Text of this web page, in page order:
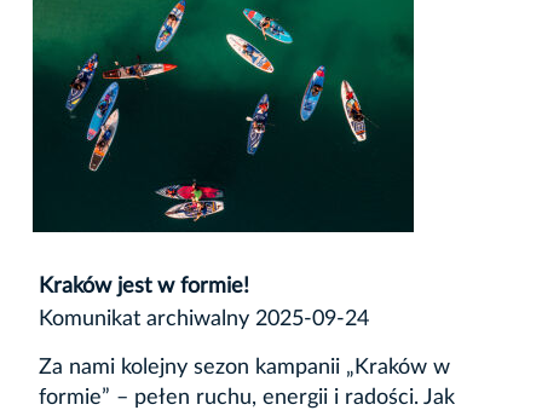
Kraków jest w formie!
Komunikat archiwalny 2025-09-24
Za nami kolejny sezon kampanii „Kraków w
formie” – pełen ruchu, energii i radości. Jak